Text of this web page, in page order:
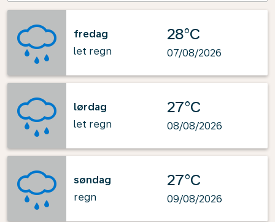
fredag
let regn
28°C
07/08/2026
lørdag
let regn
27°C
08/08/2026
søndag
regn
27°C
09/08/2026